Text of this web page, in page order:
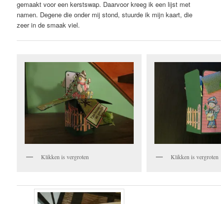
gemaakt voor een kerstswap. Daarvoor kreeg ik een lijst met
namen. Degene die onder mij stond, stuurde ik mijn kaart, die
zeer in de smaak viel.
Klikken is vergroten Klikken is vergroten